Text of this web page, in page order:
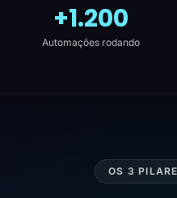
+1.200
Automações rodando
OS 3